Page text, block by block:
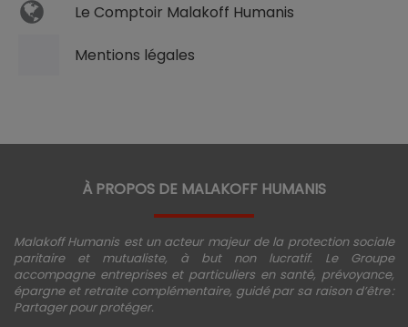
Le Comptoir Malakoff Humanis
Mentions légales
À PROPOS DE MALAKOFF HUMANIS
Malakoff Humanis est un acteur majeur de la protection sociale
paritaire et mutualiste, à but non lucratif. Le Groupe
accompagne entreprises et particuliers en santé, prévoyance,
épargne et retraite complémentaire, guidé par sa raison d’être :
Partager pour protéger.